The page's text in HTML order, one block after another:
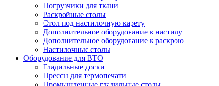
Погрузчики для ткани
Раскройные столы
Стол под настилочную карету
Дополнительное оборудование к настилу
Дополнительное оборудование к раскрою
Настилочные столы
Оборудование для ВТО
Гладильные доски
Прессы для термопечати
Промышленные гладильные столы